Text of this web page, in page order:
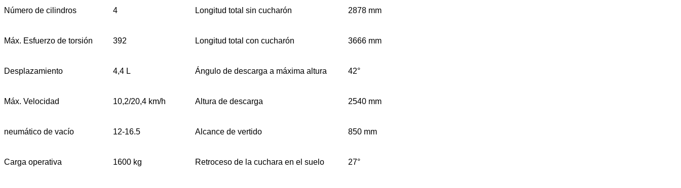
Número de cilindros 4 Longitud total sin cucharón 2878 mm
Máx. Esfuerzo de torsión 392 Longitud total con cucharón 3666 mm
Desplazamiento 4,4 L Ángulo de descarga a máxima altura 42°
Máx. Velocidad 10,2/20,4 km/h Altura de descarga 2540 mm
neumático de vacío 12-16.5 Alcance de vertido 850 mm
Carga operativa 1600 kg Retroceso de la cuchara en el suelo 27°